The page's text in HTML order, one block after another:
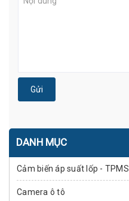
Gửi
DANH MỤC
Cảm biến áp suất lốp - TPMS
Camera ô tô